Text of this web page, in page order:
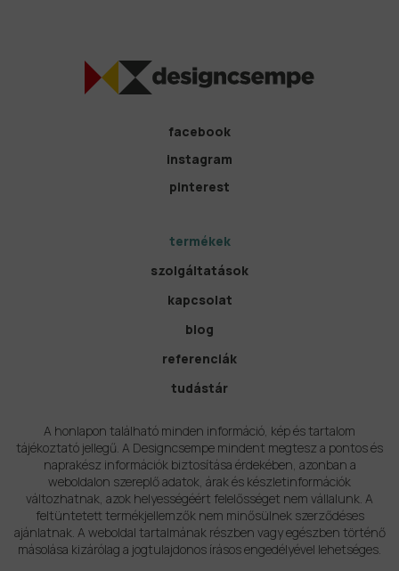
facebook
instagram
pinterest
termékek
szolgáltatások
kapcsolat
blog
referenciák
tudástár
A honlapon található minden információ, kép és tartalom
tájékoztató jellegű. A Designcsempe mindent megtesz a pontos és
naprakész információk biztosítása érdekében, azonban a
weboldalon szereplő adatok, árak és készletinformációk
változhatnak, azok helyességéért felelősséget nem vállalunk. A
feltüntetett termékjellemzők nem minősülnek szerződéses
ajánlatnak. A weboldal tartalmának részben vagy egészben történő
másolása kizárólag a jogtulajdonos írásos engedélyével lehetséges.